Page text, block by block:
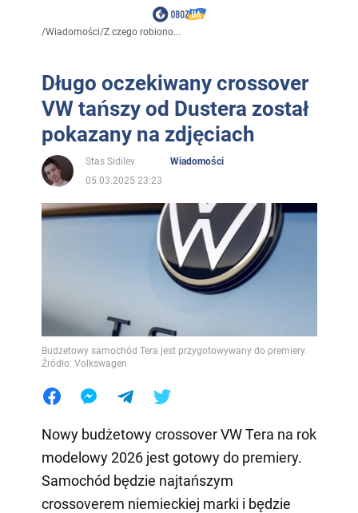
/Wiadomości/Z czego robiono...
Długo oczekiwany crossover
VW tańszy od Dustera został
pokazany na zdjęciach
Stas Sidilev
Wiadomości
05.03.2025 23:23
Budżetowy samochód Tera jest przygotowywany do premiery.
Źródło: Volkswagen
Nowy budżetowy crossover VW Tera na rok
modelowy 2026 jest gotowy do premiery.
Samochód będzie najtańszym
crossoverem niemieckiej marki i będzie